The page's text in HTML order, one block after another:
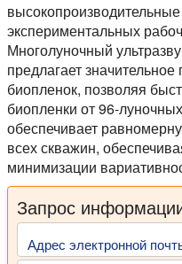
экспериментальных
Многолуночный
предлагает
биопленок, позволяя
биопленки от 96-
обеспечивает
всех скважин,
минимизации
Запрос
Адрес электронной